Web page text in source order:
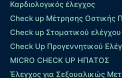
Καρδιολογικός έλεγχος
Check up Mέτρησης Οστικής
Check up Στοματικού ελέγχου
Check Up Προγεννητικού
MICRO CHECK UP HΠΑΤΟΣ
Έλεγχος για Σεξουαλικώς